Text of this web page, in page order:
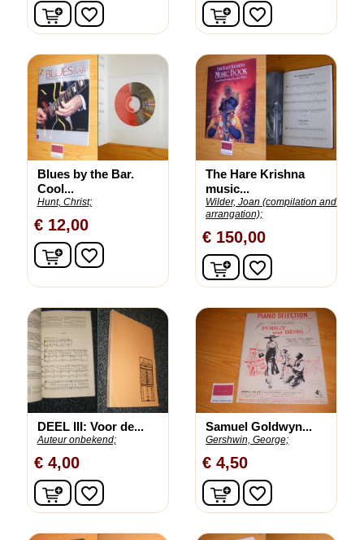
In winkelwagen
favorite_border In winkelwagen
favorite_border
Blues by the Bar.
Cool...
Hunt, Christ;
€ 12,00
In winkelwagen
favorite_border
The Hare Krishna
music...
Wilder, Joan (compilation and
arrangation);
€ 150,00
In winkelwagen
favorite_border
DEEL III: Voor de...
Auteur onbekend;
€ 4,00
In winkelwagen
favorite_border
Samuel Goldwyn...
Gershwin, George;
€ 4,50
In winkelwagen
favorite_border